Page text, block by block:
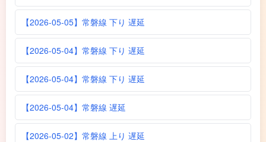
【2026-05-05】常磐線 下り 遅延
【2026-05-04】常磐線 下り 遅延
【2026-05-04】常磐線 下り 遅延
【2026-05-04】常磐線 遅延
【2026-05-02】常磐線 上り 遅延